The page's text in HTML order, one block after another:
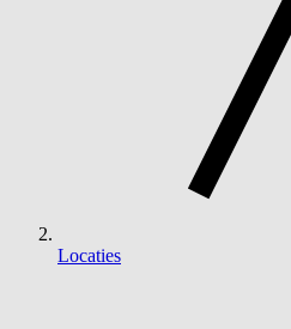
Locaties